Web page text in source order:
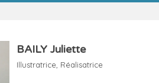
BAILY Juliette
Illustratrice Réalisatrice